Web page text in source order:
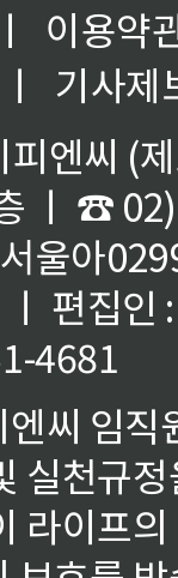
ㅣ
이용약
ㅣ
기사제
엔씨 (
ㅣ ☎
울아
편집인
4681
씨 임
실천규
라이프